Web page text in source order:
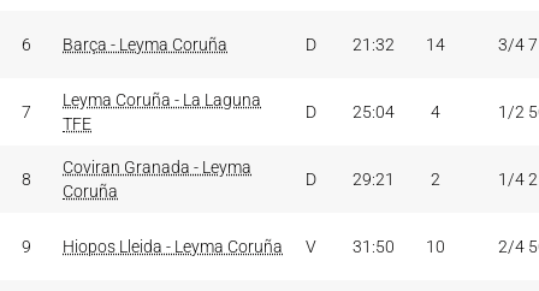
6 Barça - Leyma Coruña D 21:32 14 3/4
7
Leyma Coruña - La Laguna
TFE
D 25:04 4 1/2
8
Coviran Granada - Leyma
Coruña
D 29:21 2 1/4
9 Hiopos Lleida - Leyma Coruña V 31:50 10 2/4